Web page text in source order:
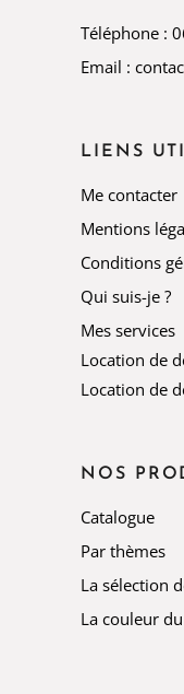
Téléphone :
Email :
LIENS
Me contacter
Mentions
Conditions
Qui suis-je ?
Mes services
Location de
Location de
NOS
Catalogue
Par thèmes
La sélection
La couleur